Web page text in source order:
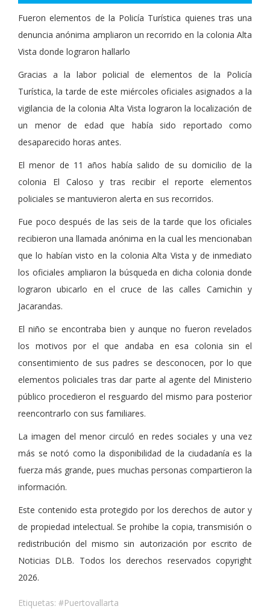
Fueron elementos de la Policía Turística quienes tras una
denuncia anónima ampliaron un recorrido en la colonia Alta
Vista donde lograron hallarlo
Gracias a la labor policial de elementos de la Policía
Turística, la tarde de este miércoles oficiales asignados a la
vigilancia de la colonia Alta Vista lograron la localización de
un menor de edad que había sido reportado como
desaparecido horas antes.
El menor de 11 años había salido de su domicilio de la
colonia El Caloso y tras recibir el reporte elementos
policiales se mantuvieron alerta en sus recorridos.
Fue poco después de las seis de la tarde que los oficiales
recibieron una llamada anónima en la cual les mencionaban
que lo habían visto en la colonia Alta Vista y de inmediato
los oficiales ampliaron la búsqueda en dicha colonia donde
lograron ubicarlo en el cruce de las calles Camichin y
Jacarandas.
El niño se encontraba bien y aunque no fueron revelados
los motivos por el que andaba en esa colonia sin el
consentimiento de sus padres se desconocen, por lo que
elementos policiales tras dar parte al agente del Ministerio
público procedieron el resguardo del mismo para posterior
reencontrarlo con sus familiares.
La imagen del menor circuló en redes sociales y una vez
más se notó como la disponibilidad de la ciudadanía es la
fuerza más grande, pues muchas personas compartieron la
información.
Este contenido esta protegido por los derechos de autor y
de propiedad intelectual. Se prohibe la copia, transmisión o
redistribución del mismo sin autorización por escrito de
Noticias DLB. Todos los derechos reservados copyright
2026.
Etiquetas: #Puertovallarta